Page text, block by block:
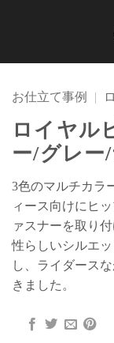
お仕立て事例 |
ロイヤル
ー/グレー
3色のマルチカラ
ィース向けにヒ
ァスナーを取り
性らしいシルエ
し、ライダース
きました。